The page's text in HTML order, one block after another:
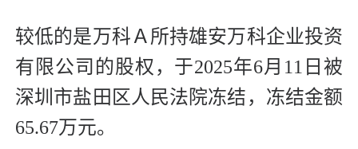
较低的是万科Ａ所持雄安万科企业投资
有限公司的股权，于2025年6月11日被
深圳市盐田区人民法院冻结，冻结金额
65.67万元。